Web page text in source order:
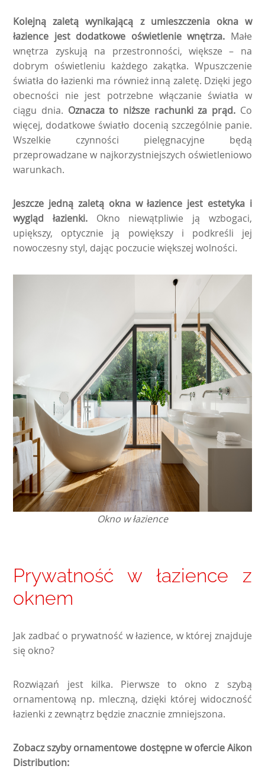
Kolejną zaletą wynikającą z umieszczenia okna w
łazience jest dodatkowe oświetlenie wnętrza. Małe
wnętrza zyskują na przestronności, większe – na
dobrym oświetleniu każdego zakątka. Wpuszczenie
światła do łazienki ma również inną zaletę. Dzięki jego
obecności nie jest potrzebne włączanie światła w
ciągu dnia. Oznacza to niższe rachunki za prąd.Co
więcej, dodatkowe światło docenią szczególnie panie.
Wszelkie czynności pielęgnacyjne będą
przeprowadzane w najkorzystniejszych oświetleniowo
warunkach.
Jeszcze jedną zaletą okna w łazience jest estetyka i
wygląd łazienki. Okno niewątpliwie ją wzbogaci,
upiększy, optycznie ją powiększy i podkreśli jej
nowoczesny styl, dając poczucie większej wolności.
Okno w łazience
Prywatność w łazience z
oknem
Jak zadbać o prywatność w łazience, w której znajduje
się okno?
Rozwiązań jest kilka. Pierwsze to okno z szybą
ornamentową np. mleczną, dzięki której widoczność
łazienki z zewnątrz będzie znacznie zmniejszona.
Zobacz szyby ornamentowe dostępne w ofercie Aikon
Distribution: